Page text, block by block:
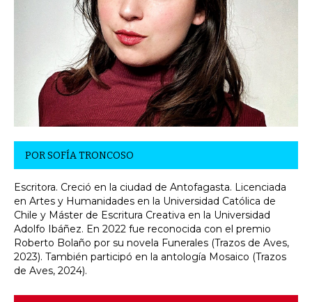
PORSOFÍA TRONCOSO
Escritora. Creció en la ciudad de Antofagasta. Licenciada
en Artes y Humanidades en la Universidad Católica de
Chile y Máster de Escritura Creativa en la Universidad
Adolfo Ibáñez. En 2022 fue reconocida con el premio
Roberto Bolaño por su novela Funerales (Trazos de Aves,
2023). También participó en la antología Mosaico (Trazos
de Aves, 2024).